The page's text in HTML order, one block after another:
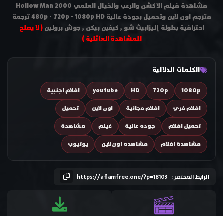
مشاهدة فيلم الأكشن والرعب والخيال العلمي Hollow Man 2000
مترجم اون لاين وتحميل بجودة عالية 480p - 720p - 1080p HD ترجمة
احترافية بطولة إليزابيث شو , كيفين بيكن , جوش برولين( لا يصلح
للمشاهدة العائلية )
الكلمات الدلالية
1080p
720p
HD
youtube
افلام اجنبية
افلام فري
افلام مجانية اون لاين
تحميل
تحميل افلام
جوده عالية فيلم
مشاهدة
مشاهدة افلام
مشاهده اون لاين يوتيوب
الرابط المختصر : https://aflamfree.one/?p=18103